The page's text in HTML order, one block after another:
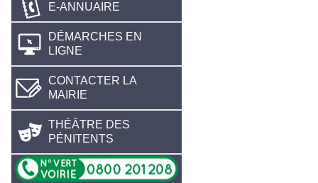
E-ANNUAIRE
DÉMARCHES EN
LIGNE
CONTACTER LA
MAIRIE
THÉÂTRE DES
PÉNITENTS